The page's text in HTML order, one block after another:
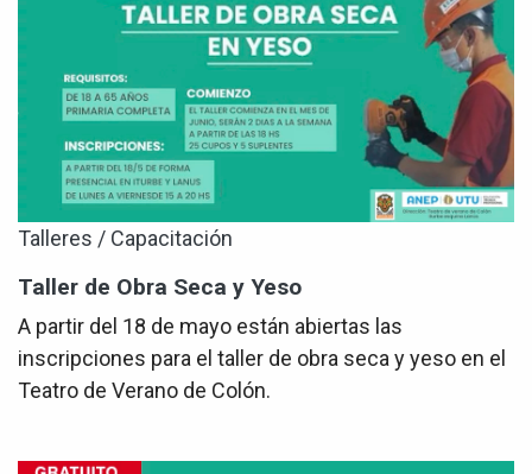
Talleres / Capacitación
Taller de Obra Seca y Yeso
A partir del 18 de mayo están abiertas las
inscripciones para el taller de obra seca y yeso en el
Teatro de Verano de Colón.